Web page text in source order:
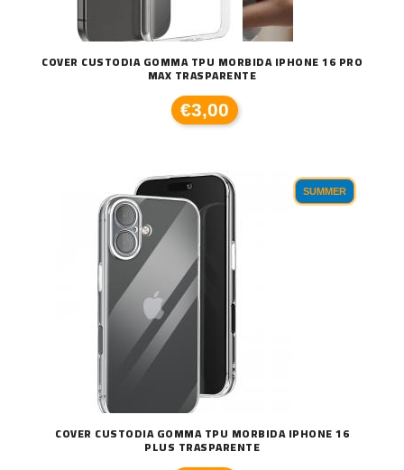
COVER CUSTODIA GOMMA TPU MORBIDA IPHONE 16 PRO
MAX TRASPARENTE
€3,00
SUMMER
COVER CUSTODIA GOMMA TPU MORBIDA IPHONE 16
PLUS TRASPARENTE